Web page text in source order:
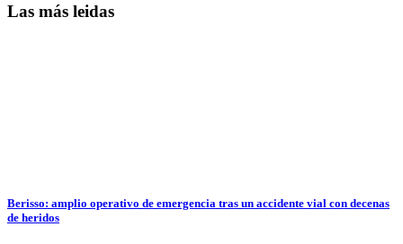
Las más leidas
Berisso: amplio operativo de emergencia tras un accidente vial con decenas
de heridos